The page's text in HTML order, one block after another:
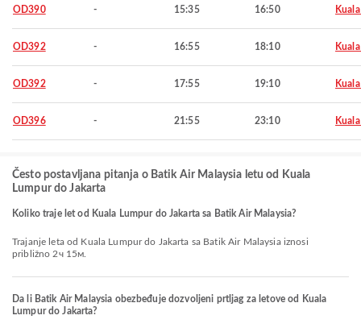
OD390 - 15:35 16:50
OD392 - 16:55 18:10
OD392 - 17:55 19:10
OD396 - 21:55 23:10
Često postavljana pitanja o Batik Air Malaysia letu od Kuala
Lumpur do Jakarta
Koliko traje let od Kuala Lumpur do Jakarta sa Batik Air Malaysia?
Trajanje leta od Kuala Lumpur do Jakarta sa Batik Air Malaysia iznosi
približno 2ч 15м.
Da li Batik Air Malaysia obezbeđuje dozvoljeni prtljag za letove od Kuala
Lumpur do Jakarta?